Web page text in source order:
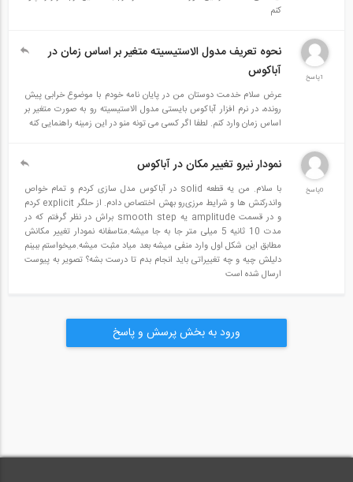
کنم
1پاسخ
نحوه تعریف مدول الاستیسیته متغیر بر اساس زمان در
آباکوس
عرض سلام خدمت دوستان من در پایان نامه خودم با موضوع خرابی پیش
رونده، در نرم افزار آباکوس بایستی مدول الاستیسیته رو به صورت متغیر بر
اساس زمان وارد کنم. لطفا اگر کسی می تونه منو در این زمینه راهنمایی کنه
0پاسخ
نمودار نیرو تغییر مکان در آباکوس
با سلام. من یه قطعه solid در آباکوس مدل سازی کردم و تمام خواص
و‌اندرکنش ها و شرایط مرزی‌رو بهش اختصاص دادم. از حلگر explicit کردم
و در قسمت amplitude یه smooth step براش در نظر گرفتم که در
مدت 10 ثانیه 5 میلی متر جا به جا میشه.متاسفانه نمودار تغییر مکانش
مطابق این شکل اول وارد منفی میشه بعد میاد مثبت میشه.میخواستم ببینم
دلیلش چیه و چه تغییراتی باید انجام بدم تا درست بشه؟ تصویر به پیوست
ارسال شده است
ورود به بخش پرسش و پاسخ